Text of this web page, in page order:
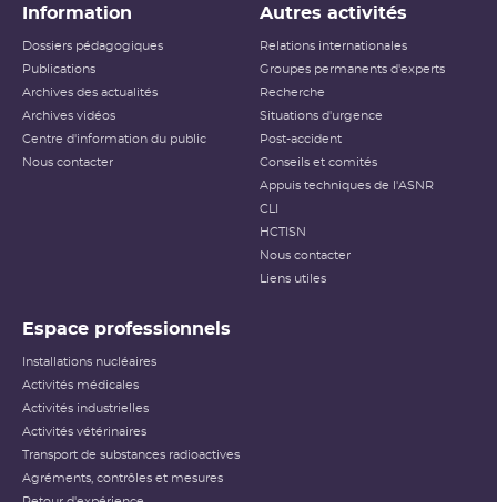
Information
Dossiers pédagogiques
Publications
Archives des actualités
Archives vidéos
Centre d'information du public
Nous contacter
Autres activités
Relations internationales
Groupes permanents d'experts
Recherche
Situations d'urgence
Post-accident
Conseils et comités
Appuis techniques de l'ASNR
CLI
HCTISN
Nous contacter
Liens utiles
Espace professionnels
Installations nucléaires
Activités médicales
Activités industrielles
Activités vétérinaires
Transport de substances radioactives
Agréments, contrôles et mesures